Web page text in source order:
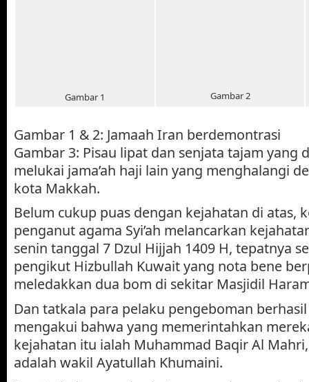
Gambar 1 Gambar 2
Gambar 1 & 2: Jamaah Iran berdemontrasi
Gambar 3: Pisau lipat dan senjata tajam yang
melukai jama’ah haji lain yang menghalangi
kota Makkah.
Belum cukup puas dengan kejahatan di atas,
penganut agama Syi’ah melancarkan
senin tanggal 7 Dzul Hijjah 1409 H, tepatnya
pengikut Hizbullah Kuwait yang nota bene
meledakkan dua bom di sekitar Masjidil
Dan tatkala para pelaku pengeboman
mengakui bahwa yang memerintahkan
kejahatan itu ialah Muhammad Baqir Al
adalah wakil Ayatullah Khumaini.